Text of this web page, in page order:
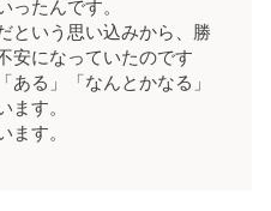
ったんです。
という思い込みから、勝
安になっていたのです
ある」「なんとかなる」
ます。
ます。